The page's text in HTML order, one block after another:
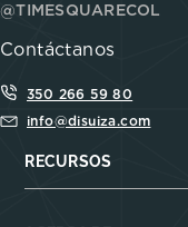
@TIMESQUARECOL
Contáctanos
350 266 59 80
info@disuiza.com
RECURSOS